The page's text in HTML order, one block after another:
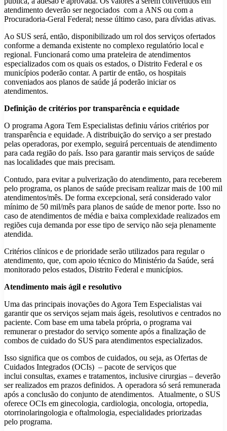
atendimento deverão ser negociados com a ANS ou com a
Procuradoria-Geral Federal; nesse último caso, para dívidas ativas.
Ao SUS será, então, disponibilizado um rol dos serviços ofertados
conforme a demanda existente no complexo regulatório local e
regional. Funcionará como uma prateleira de atendimentos
especializados com os quais os estados, o Distrito Federal e os
municípios poderão contar. A partir de então, os hospitais
conveniados aos planos de saúde já poderão iniciar os
atendimentos.
Definição de critérios por transparência e equidade
O programa Agora Tem Especialistas definiu vários critérios por
transparência e equidade. A distribuição do serviço a ser prestado
pelas operadoras, por exemplo, seguirá percentuais de atendimento
para cada região do país. Isso para garantir mais serviços de saúde
nas localidades que mais precisam.
Contudo, para evitar a pulverização do atendimento, para receberem
pelo programa, os planos de saúde precisam realizar mais de 100 mil
atendimentos/mês. De forma excepcional, será considerado valor
mínimo de 50 mil/mês para planos de saúde de menor porte. Isso no
caso de atendimentos de média e baixa complexidade realizados em
regiões cuja demanda por esse tipo de serviço não seja plenamente
atendida.
Critérios clínicos e de prioridade serão utilizados para regular o
atendimento, que, com apoio técnico do Ministério da Saúde, será
monitorado pelos estados, Distrito Federal e municípios.
Atendimento mais ágil e resolutivo
Uma das principais inovações do Agora Tem Especialistas vai
garantir que os serviços sejam mais ágeis, resolutivos e centrados no
paciente. Com base em uma tabela própria, o programa vai
remunerar o prestador do serviço somente após a finalização de
combos de cuidado do SUS para atendimentos especializados.
Isso significa que os combos de cuidados, ou seja, as Ofertas de
Cuidados Integrados (OCIs) – pacote de serviços que
inclui consultas, exames e tratamentos, inclusive cirurgias – deverão
ser realizados em prazos definidos. A operadora só será remunerada
após a conclusão do conjunto de atendimentos. Atualmente, o SUS
oferece OCIs em ginecologia, cardiologia, oncologia, ortopedia,
otorrinolaringologia e oftalmologia, especialidades priorizadas
pelo programa.